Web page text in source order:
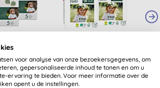
stuks
KOPEN
kg) 4x18 stuks
€ 48,00
KOPEN
voor analyse van onze bezoekersgegevens, om
gepersonaliseerde inhoud te tonen en om u
ervaring te bieden. Voor meer informatie over de
opent u de instellingen.